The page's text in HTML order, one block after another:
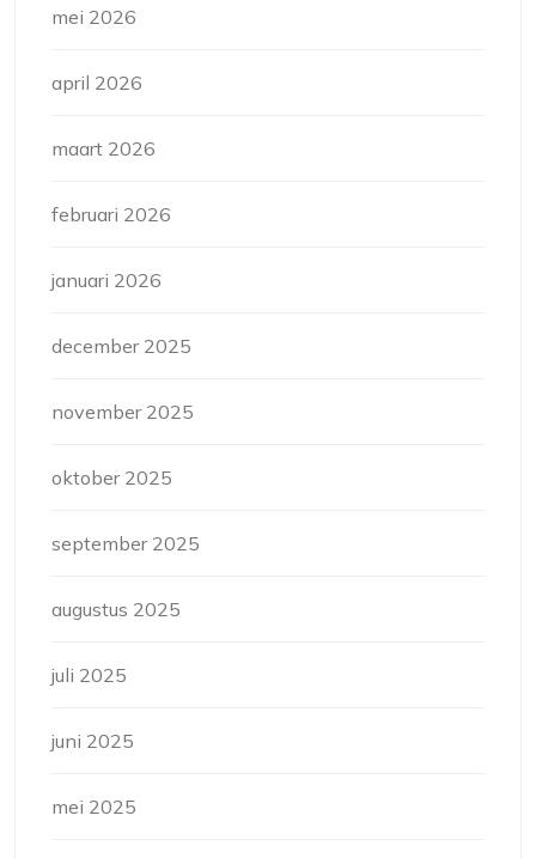
mei 2026
april 2026
maart 2026
februari 2026
januari 2026
december 2025
november 2025
oktober 2025
september 2025
augustus 2025
juli 2025
juni 2025
mei 2025